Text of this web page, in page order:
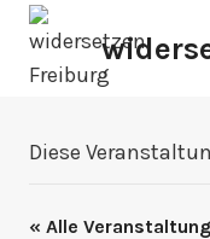
Zum
Inhalt
springen
Diese
« Alle